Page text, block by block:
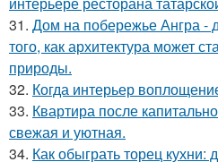
31. Дом на побережье Ангра -
того, как архитектура может
природы.
32. Когда интерьер
33. Квартира после
свежая и уютная.
34. Как обыграть торец кухни: